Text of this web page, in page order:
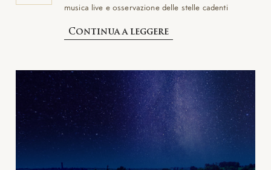
musica live e osservazione delle stelle cadenti
Continua a leggere